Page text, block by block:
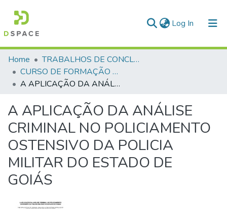
Log In (current)
Communities & Collections
All of DSpace
Home
TRABALHOS DE CONCLUSÃO DE CURSO - CFP (CURSO DE FORMAÇÃO DE PRAÇAS)
CURSO DE FORMAÇÃO DE PRAÇAS - CFP - 2018
A APLICAÇÃO DA ANÁLISE CRIMINAL NO POLICIAMENTO OSTENSIVO DA POLICIA MILITAR DO ESTADO DE GOIÁS
A APLICAÇÃO DA ANÁLISE
CRIMINAL NO POLICIAMENTO
OSTENSIVO DA POLICIA
MILITAR DO ESTADO DE
GOIÁS